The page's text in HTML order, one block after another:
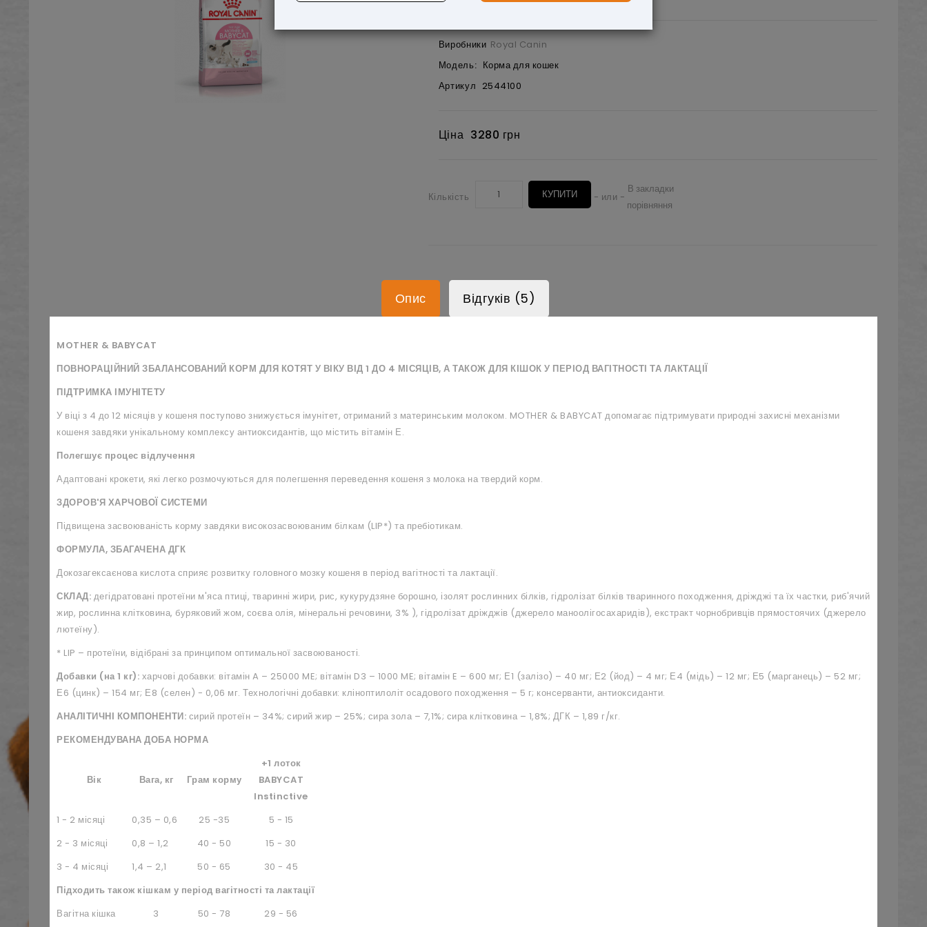
Виробники Royal Canin
Модель: Корма для кошек
Артикул 2544100
Ціна 3280 грн
Кількість КУПИТИ - или -
В закладки
порівняння
Опис Відгуків (5)
MOTHER & BABYCAT
ПОВНОРАЦІЙНИЙ ЗБАЛАНСОВАНИЙ КОРМ ДЛЯ КОТЯТ У ВІКУ ВІД 1 ДО 4 МІСЯЦІВ, А ТАКОЖ ДЛЯ КІШОК У ПЕРІОД ВАГІТНОСТІ ТА ЛАКТАЦІЇ
ПІДТРИМКА ІМУНІТЕТУ
У віці з 4 до 12 місяців у кошеня поступово знижується імунітет, отриманий з материнським молоком. MOTHER & BABYCAT допомагає підтримувати природні захисні механізми
кошеня завдяки унікальному комплексу антиоксидантів, що містить вітамін Е.
Полегшує процес відлучення
Адаптовані крокети, які легко розмочуються для полегшення переведення кошеня з молока на твердий корм.
ЗДОРОВ'Я ХАРЧОВОЇ СИСТЕМИ
Підвищена засвоюваність корму завдяки високозасвоюваним білкам (LIP*) та пребіотикам.
ФОРМУЛА, ЗБАГАЧЕНА ДГК
Докозагексаєнова кислота сприяє розвитку головного мозку кошеня в період вагітності та лактації.
СКЛАД: дегідратовані протеїни м'яса птиці, тваринні жири, рис, кукурудзяне борошно, ізолят рослинних білків, гідролізат білків тваринного походження, дріжджі та їх частки, риб'ячий
жир, рослинна клітковина, буряковий жом, соєва олія, мінеральні речовини, 3% ), гідролізат дріжджів (джерело маноолігосахаридів), екстракт чорнобривців прямостоячих (джерело
лютеїну).
* LIP – протеїни, відібрані за принципом оптимальної засвоюваності.
Добавки (на 1 кг): харчові добавки: вітамін A – 25000 ME; вітамін D3 – 1000 ME; вітамін E – 600 мг; Е1 (залізо) – 40 мг; Е2 (йод) – 4 мг; Е4 (мідь) – 12 мг; Е5 (марганець) – 52 мг;
Е6 (цинк) – 154 мг; Е8 (селен) - 0,06 мг. Технологічні добавки: кліноптилоліт осадового походження – 5 г; консерванти, антиоксиданти.
АНАЛІТИЧНІ КОМПОНЕНТИ: сирий протеїн – 34%; сирий жир – 25%; сира зола – 7,1%; сира клітковина – 1,8%; ДГК – 1,89 г/кг.
РЕКОМЕНДУВАНА ДОБА НОРМА
Вік Вага, кг Грам корму
+1 лоток
BABYCAT
Instinctive
1 - 2 місяці
0,35 – 0,6 25 -35
5 - 15
2 - 3 місяці
0,8 – 1,2 40 - 50
15 - 30
3 - 4 місяці
1,4 – 2,1 50 - 65
30 - 45
Підходить також кішкам у період вагітності та лактації
Вагітна кішка
3 50 - 78
29 - 56